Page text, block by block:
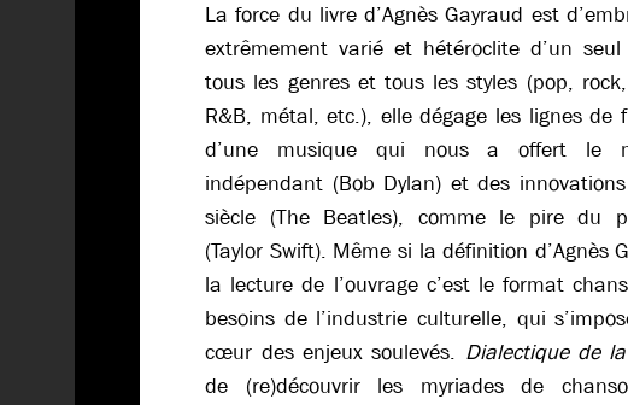
La force du livre d’Agnès Gayraud est
extrêmement varié et hétéroclite d’un
tous les genres et tous les styles (pop,
R&B, métal, etc.), elle dégage les lignes de
d’une musique qui nous a offert le
indépendant (Bob Dylan) et des
siècle (The Beatles), comme le pire du
(Taylor Swift). Même si la définition d’Agnès
la lecture de l’ouvrage c’est le format
besoins de l’industrie culturelle, qui
cœur des enjeux soulevés. Dialectique de
de (re)découvrir les myriades de